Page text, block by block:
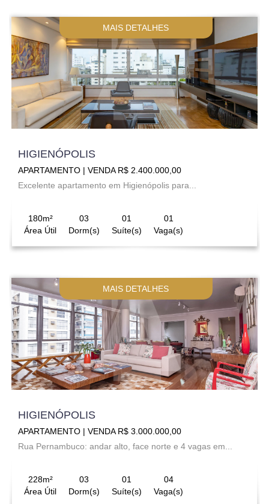
MAIS DETALHES
HIGIENÓPOLIS
APARTAMENTO | VENDA R$ 2.400.000,00
Excelente apartamento em Higienópolis para...
180m²
Área Útil
03
Dorm(s)
01
Suíte(s)
01
Vaga(s)
MAIS DETALHES
HIGIENÓPOLIS
APARTAMENTO | VENDA R$ 3.000.000,00
Rua Pernambuco: andar alto, face norte e 4 vagas em...
228m²
Área Útil
03
Dorm(s)
01
Suíte(s)
04
Vaga(s)